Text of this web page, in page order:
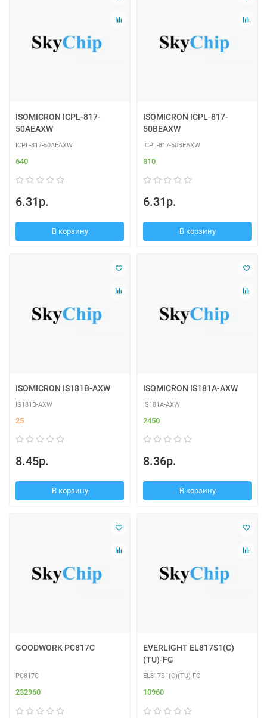
ISOMICRON ICPL-817-
50AEAXW
ICPL-817-50AEAXW
640
6.31р.
В корзину
ISOMICRON ICPL-817-
50BEAXW
ICPL-817-50BEAXW
810
6.31р.
В корзину
ISOMICRON IS181B-AXW
IS181B-AXW
25
8.45р.
В корзину
ISOMICRON IS181A-AXW
IS181A-AXW
2450
8.36р.
В корзину
GOODWORK PC817C
PC817C
232960
EVERLIGHT EL817S1(C)
(TU)-FG
EL817S1(C)(TU)-FG
10960